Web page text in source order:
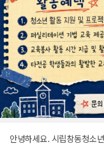
안녕하세요. 시립창동청소